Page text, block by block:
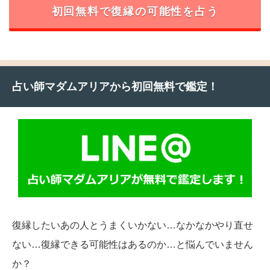
初回無料で復縁の可能性を占う
占い師マダムアリアから初回無料で鑑定！
復縁したいあの人とうまくいかない…なかなかやり直せ
ない…復縁できる可能性はあるのか…と悩んでいません
か？